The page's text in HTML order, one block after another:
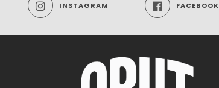
INSTAGRAM FACEBOOK